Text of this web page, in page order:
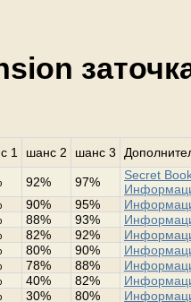
1 шанс 2 шанс 3
92% 97%
Secret
90% 95%
88% 93%
82% 92%
80% 90%
78% 88%
40% 82%
30% 80%